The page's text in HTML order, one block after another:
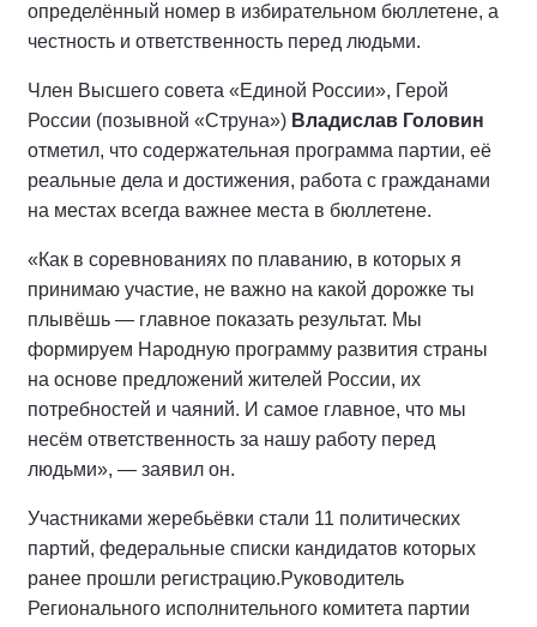
определённый номер в избирательном бюллетене, а
честность и ответственность перед людьми.
Член Высшего совета «Единой России», Герой
России (позывной «Струна») Владислав Головин
отметил, что содержательная программа партии, её
реальные дела и достижения, работа с гражданами
на местах всегда важнее места в бюллетене.
«Как в соревнованиях по плаванию, в которых я
принимаю участие, не важно на какой дорожке ты
плывёшь — главное показать результат. Мы
формируем Народную программу развития страны
на основе предложений жителей России, их
потребностей и чаяний. И самое главное, что мы
несём ответственность за нашу работу перед
людьми», — заявил он.
Участниками жеребьёвки стали 11 политических
партий, федеральные списки кандидатов которых
ранее прошли регистрацию.Руководитель
Регионального исполнительного комитета партии